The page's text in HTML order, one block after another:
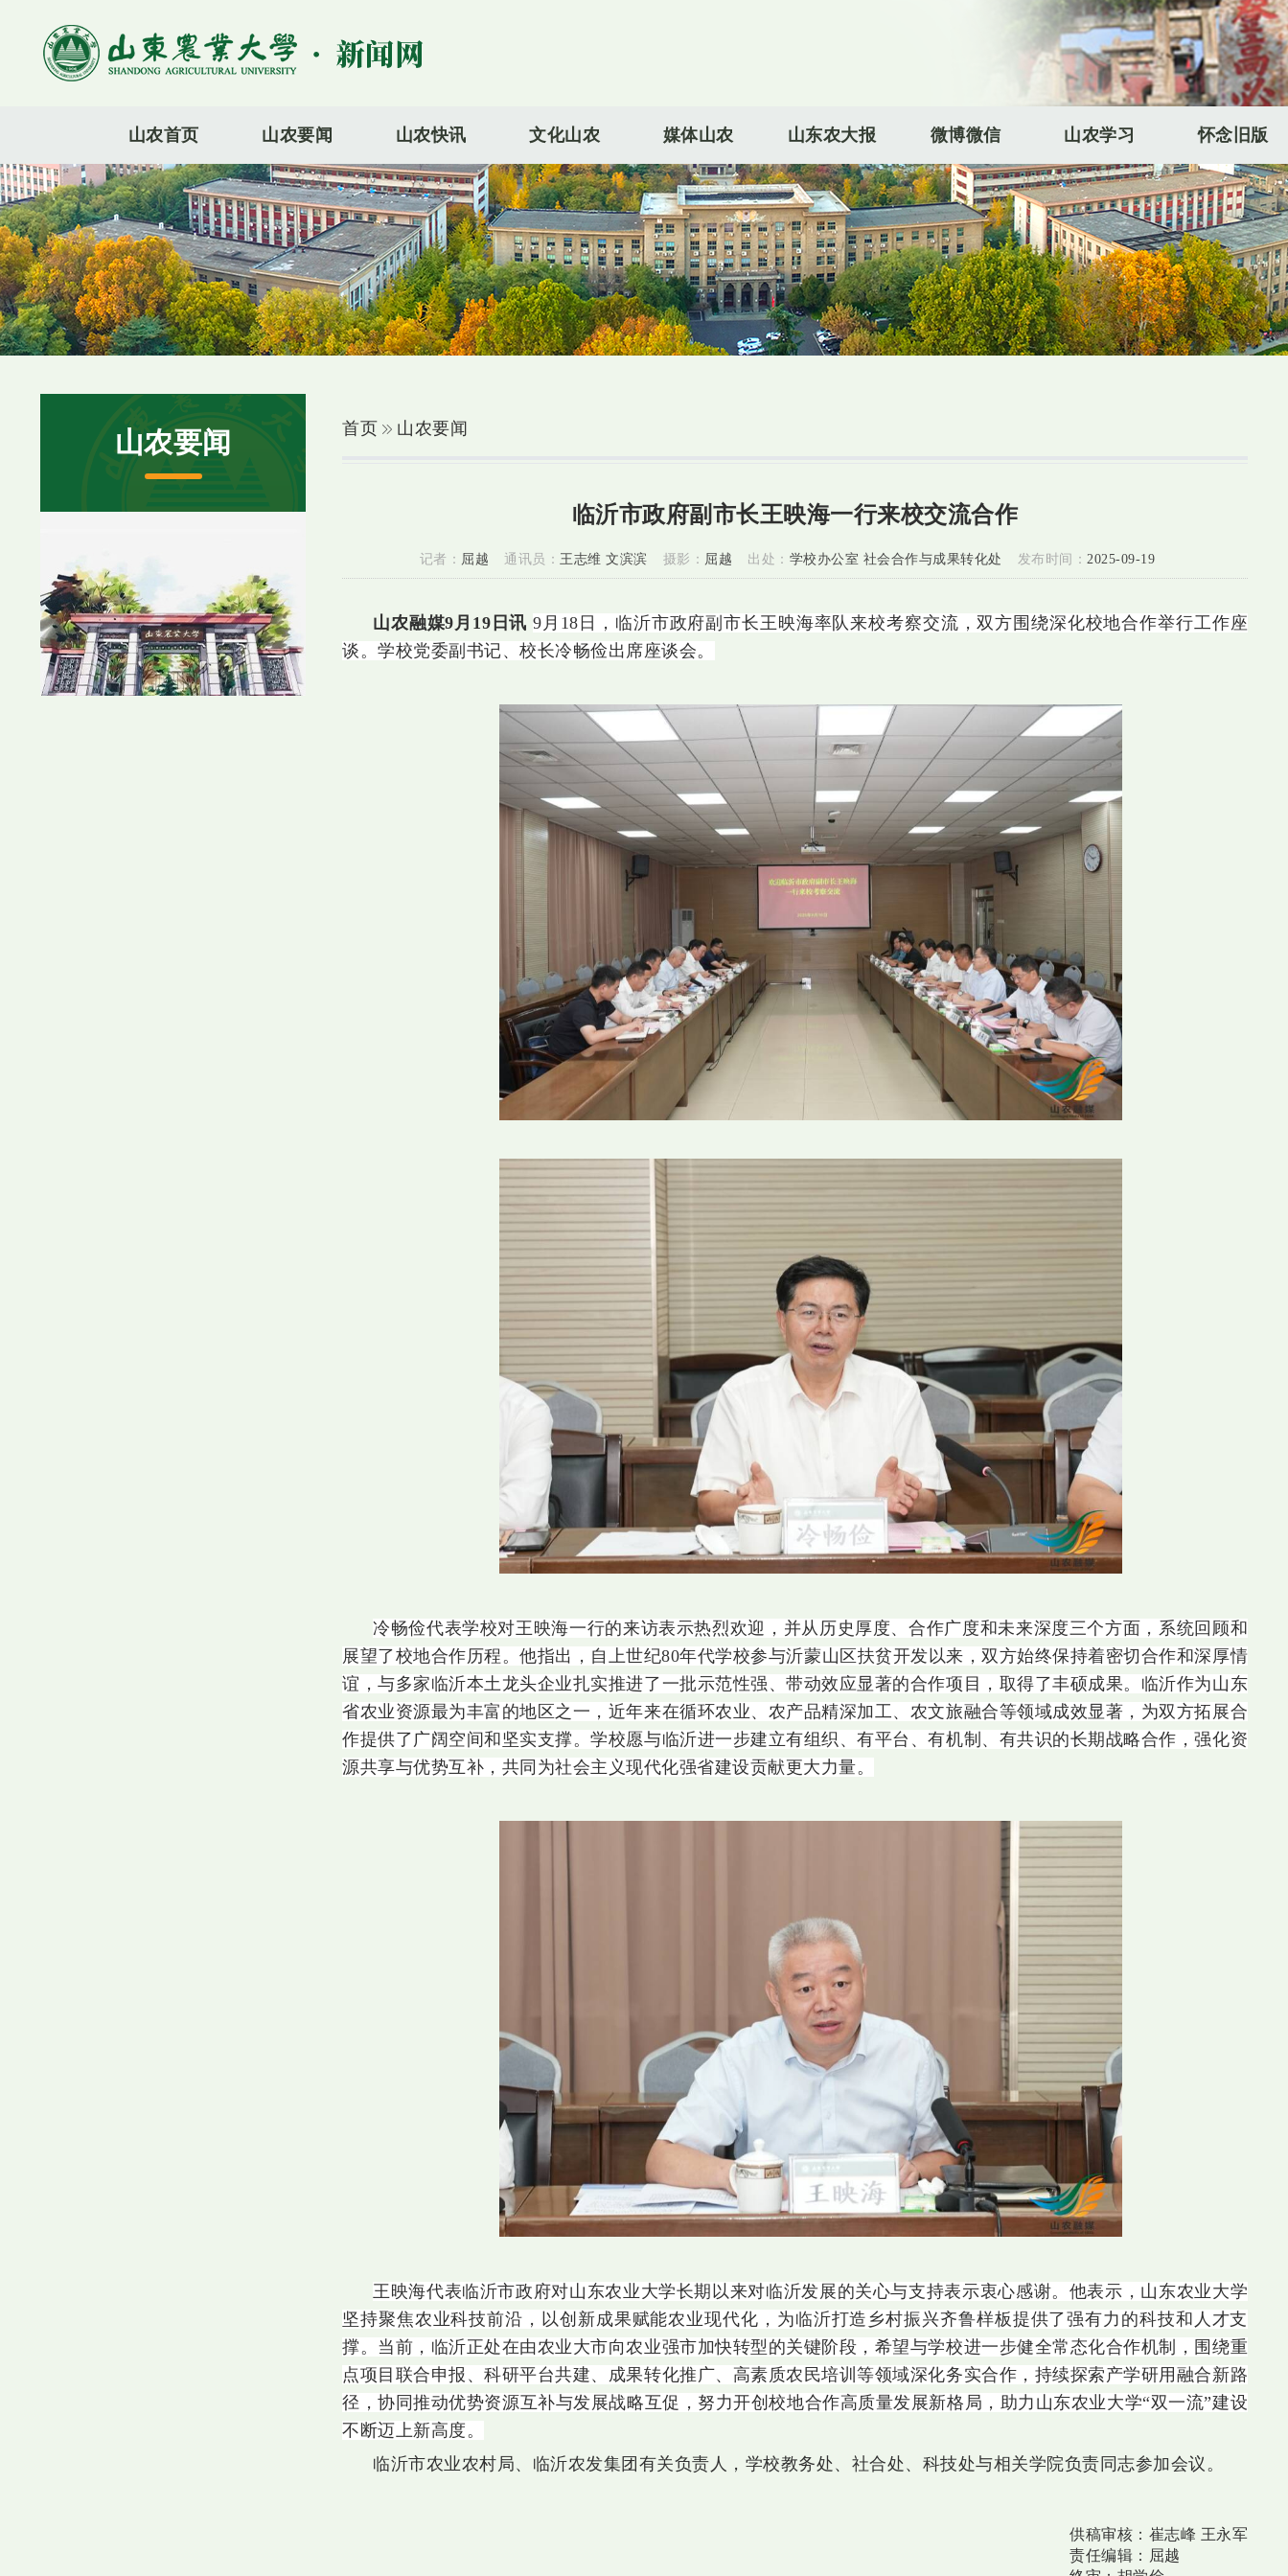
山农首页 山农要闻 山农快讯 文化山农 媒体山农 山东农大报 微博微信 山农学习 怀念旧版
山农要闻 首页 山农要闻
临沂市政府副市长王映海一行来校交流合作
记者： 屈越 通讯员： 王志维 文滨滨 摄影： 屈越 出处： 学校办公室 社会合作与成果转化处 发布时间：2025-09-19
山农融媒9月19日讯 9月18日，临沂市政府副市长王映海率队来校考察交流，双方围绕深化校地合作举行工作座
谈。学校党委副书记、校长冷畅俭出席座谈会。
冷畅俭代表学校对王映海一行的来访表示热烈欢迎，并从历史厚度、合作广度和未来深度三个方面，系统回顾和
展望了校地合作历程。他指出，自上世纪80年代学校参与沂蒙山区扶贫开发以来，双方始终保持着密切合作和深厚情
谊，与多家临沂本土龙头企业扎实推进了一批示范性强、带动效应显著的合作项目，取得了丰硕成果。临沂作为山东
省农业资源最为丰富的地区之一，近年来在循环农业、农产品精深加工、农文旅融合等领域成效显著，为双方拓展合
作提供了广阔空间和坚实支撑。学校愿与临沂进一步建立有组织、有平台、有机制、有共识的长期战略合作，强化资
源共享与优势互补，共同为社会主义现代化强省建设贡献更大力量。
王映海代表临沂市政府对山东农业大学长期以来对临沂发展的关心与支持表示衷心感谢。他表示，山东农业大学
坚持聚焦农业科技前沿，以创新成果赋能农业现代化，为临沂打造乡村振兴齐鲁样板提供了强有力的科技和人才支
撑。当前，临沂正处在由农业大市向农业强市加快转型的关键阶段，希望与学校进一步健全常态化合作机制，围绕重
点项目联合申报、科研平台共建、成果转化推广、高素质农民培训等领域深化务实合作，持续探索产学研用融合新路
径，协同推动优势资源互补与发展战略互促，努力开创校地合作高质量发展新格局，助力山东农业大学“双一流”建设
不断迈上新高度。
临沂市农业农村局、临沂农发集团有关负责人，学校教务处、社合处、科技处与相关学院负责同志参加会议。
供稿审核： 崔志峰 王永军
责任编辑： 屈越